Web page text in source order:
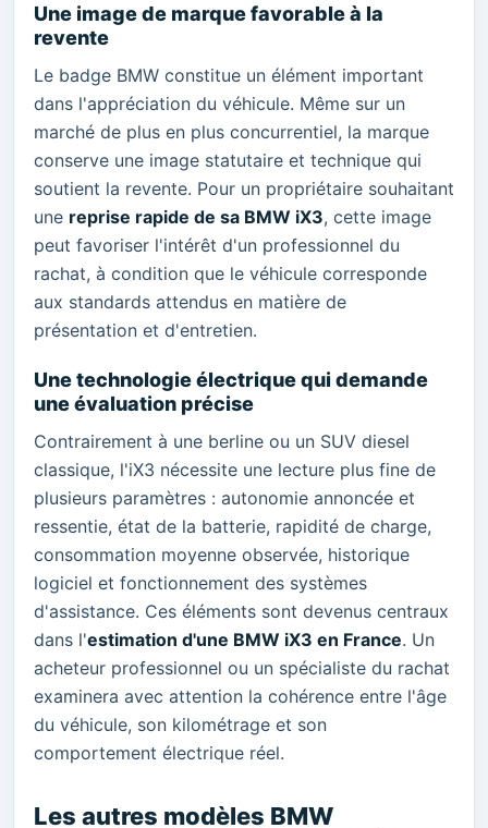
Une image de marque favorable à la
revente
Le badge BMW constitue un élément important
dans l'appréciation du véhicule. Même sur un
marché de plus en plus concurrentiel, la marque
conserve une image statutaire et technique qui
soutient la revente. Pour un propriétaire souhaitant
une reprise rapide de sa BMW iX3, cette image
peut favoriser l'intérêt d'un professionnel du
rachat, à condition que le véhicule corresponde
aux standards attendus en matière de
présentation et d'entretien.
Une technologie électrique qui demande
une évaluation précise
Contrairement à une berline ou un SUV diesel
classique, l'iX3 nécessite une lecture plus fine de
plusieurs paramètres : autonomie annoncée et
ressentie, état de la batterie, rapidité de charge,
consommation moyenne observée, historique
logiciel et fonctionnement des systèmes
d'assistance. Ces éléments sont devenus centraux
dans l'estimation d'une BMW iX3 en France. Un
acheteur professionnel ou un spécialiste du rachat
examinera avec attention la cohérence entre l'âge
du véhicule, son kilométrage et son
comportement électrique réel.
Les autres modèles BMW